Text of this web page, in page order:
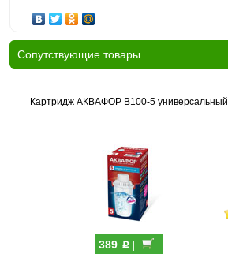
Cопутствующие товары
Картридж АКВАФОР В100-5 универсальный
389 p|